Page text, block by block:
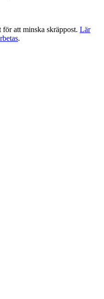
att minska skräppost. Lär
.